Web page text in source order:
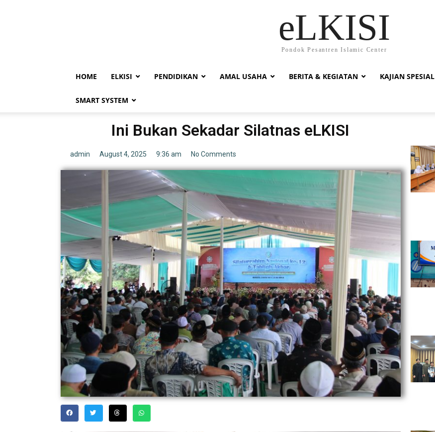
eLKISI
Pondok Pesantren Islamic Center
HOME ELKISI PENDIDIKAN AMAL USAHA BERITA & KEGIATAN KAJIAN SPESIAL
SMART SYSTEM
Ini Bukan Sekadar Silatnas eLKISI
admin August 4, 2025 9:36 am No Comments